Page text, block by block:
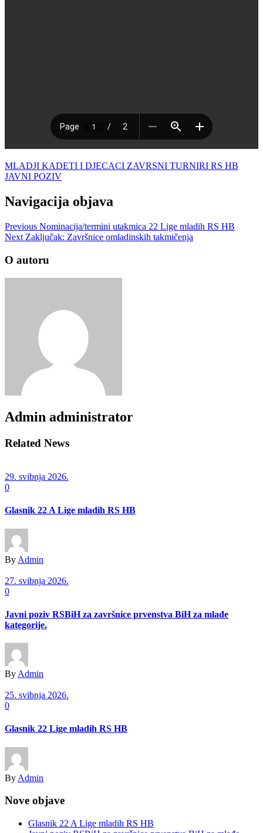
MLADJI KADETI I DJECACI ZAVRSNI TURNIRI RS HB
JAVNI POZIV
Navigacija objava
Previous Nominacija/termini utakmica 22 Lige mladih RS HB
Next Zaključak: Završnice omladinskih takmičenja
O autoru
Admin administrator
Related News
29. svibnja 2026.
0
Glasnik 22 A Lige mladih RS HB
By Admin
27. svibnja 2026.
0
Javni poziv RSBiH za završnice prvenstva BiH za mlađe
kategorije.
By Admin
25. svibnja 2026.
0
Glasnik 22 Lige mladih RS HB
By Admin
Nove objave
Glasnik 22 A Lige mladih RS HB